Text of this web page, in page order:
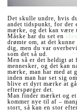
Det skulle undre, hvis
andet tidspunkt, for der
mærke, og det kan være
Måske har du set en
drømte om, at det
dig, men du var
som det så ud.
Men så er det heldigt
mennesker, og det kan
mærke, man har med at
inden man har set sig
blive et dyrt mærke at
efterspørger det.
Man finder mærket og
kommer nye til af –
stort, så kan en stor